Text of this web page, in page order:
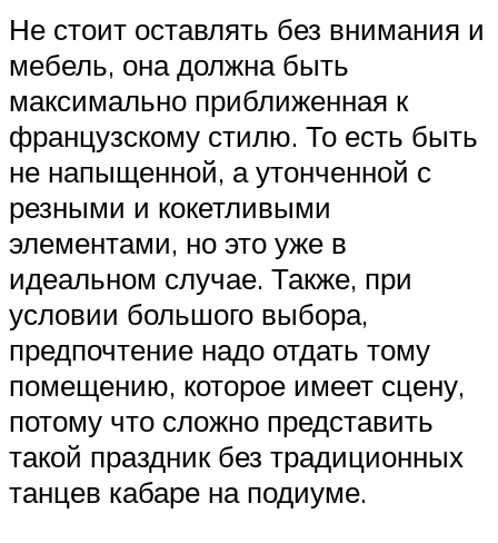
Не стоит оставлять без внимания и
мебель, она должна быть
максимально приближенная к
французскому стилю. То есть быть
не напыщенной, а утонченной с
резными и кокетливыми
элементами, но это уже в
идеальном случае. Также, при
условии большого выбора,
предпочтение надо отдать тому
помещению, которое имеет сцену,
потому что сложно представить
такой праздник без традиционных
танцев кабаре на подиуме.